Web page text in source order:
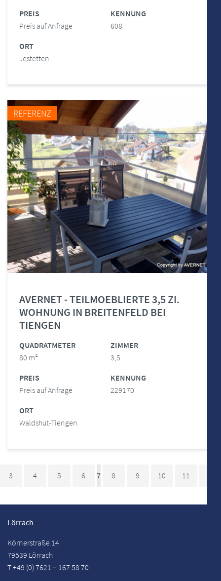
PREIS
Preis auf Anfrage
KENNUNG
608
ORT
Jestetten
REFERENZ
AVERNET - TEILMOEBLIERTE 3,5 ZI.
WOHNUNG IN BREITENFELD BEI
TIENGEN
QUADRATMETER
80 m²
ZIMMER
3,5
PREIS
Preis auf Anfrage
KENNUNG
229170
ORT
Waldshut-Tiengen
3 4 5 6 7 8 9 10 11 12
Lörrach
Körnerstraße 14
79539 Lörrach
T +49 (0) 7621 – 167 58 70